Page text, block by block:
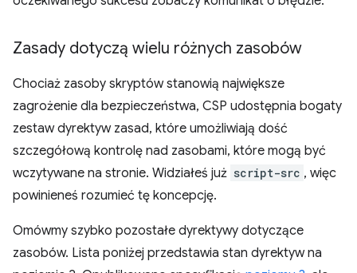
Zasady dotyczą wielu różnych zasobów
Chociaż zasoby skryptów stanowią największe
zagrożenie dla bezpieczeństwa, CSP udostępnia bogaty
zestaw dyrektyw zasad, które umożliwiają dość
szczegółową kontrolę nad zasobami, które mogą być
wczytywane na stronie. Widziałeś już script-src , więc
powinieneś rozumieć tę koncepcję.
Omówmy szybko pozostałe dyrektywy dotyczące
zasobów. Lista poniżej przedstawia stan dyrektyw na